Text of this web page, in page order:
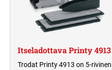
Itseladottava Printy
Trodat Printy 4913 on 5-